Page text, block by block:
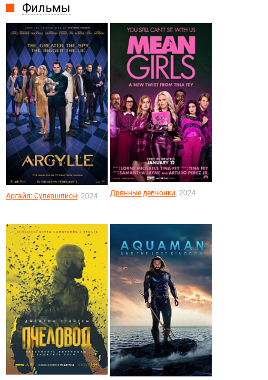
Фильмы
Аргайл: Супершпион, 2024 Дрянные девчонки, 2024